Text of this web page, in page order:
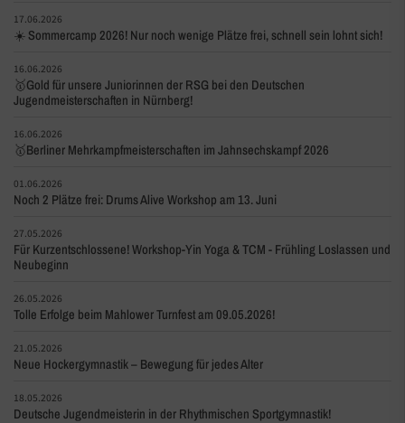
17.06.2026
☀️ Sommercamp 2026! Nur noch wenige Plätze frei, schnell sein lohnt sich!
16.06.2026
🥇Gold für unsere Juniorinnen der RSG bei den Deutschen
Jugendmeisterschaften in Nürnberg!
16.06.2026
🥇Berliner Mehrkampfmeisterschaften im Jahnsechskampf 2026
01.06.2026
Noch 2 Plätze frei: Drums Alive Workshop am 13. Juni
27.05.2026
Für Kurzentschlossene! Workshop-Yin Yoga & TCM - Frühling Loslassen und
Neubeginn
26.05.2026
Tolle Erfolge beim Mahlower Turnfest am 09.05.2026!
21.05.2026
Neue Hockergymnastik – Bewegung für jedes Alter
18.05.2026
Deutsche Jugendmeisterin in der Rhythmischen Sportgymnastik!